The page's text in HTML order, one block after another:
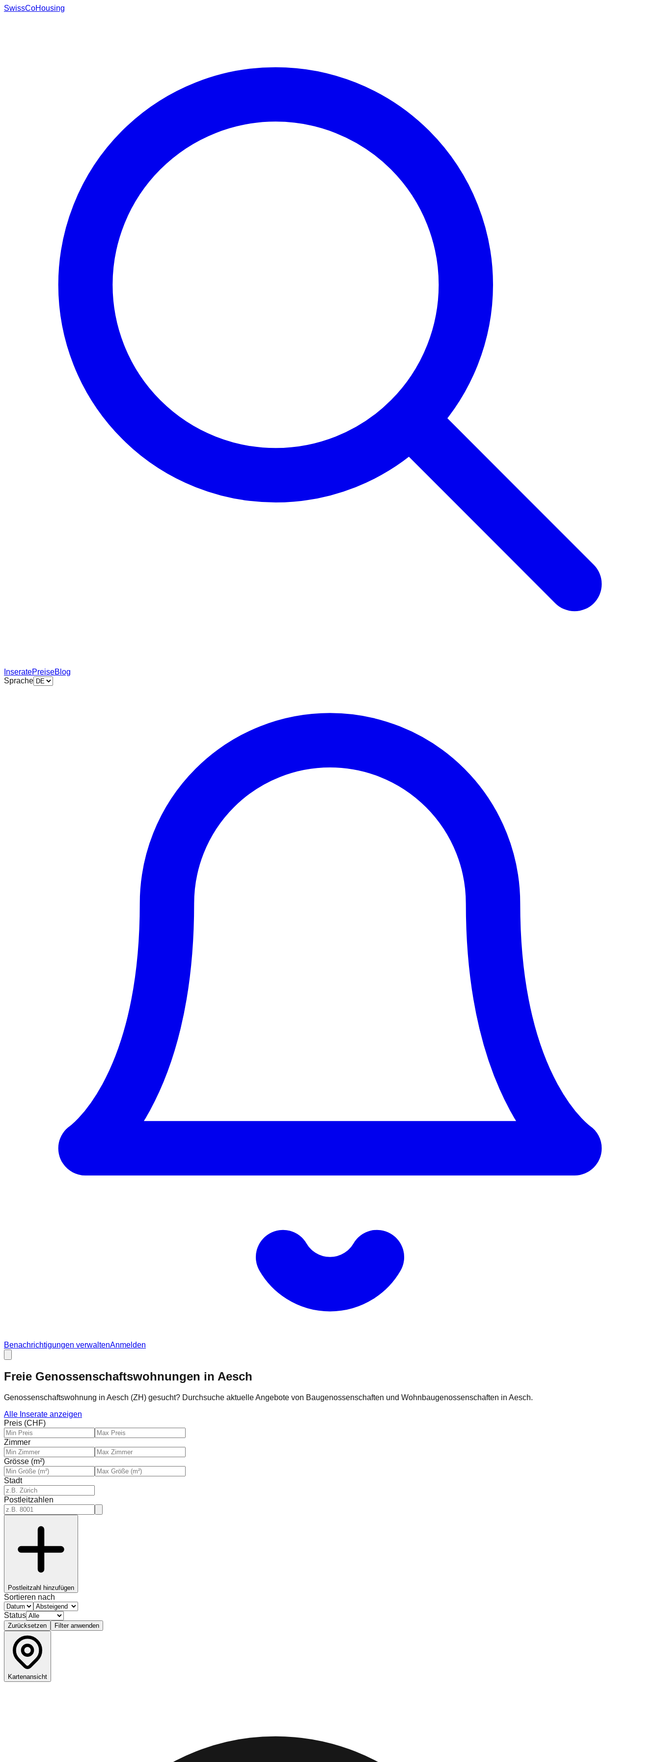
SwissCoHousing
InseratePreiseBlog
Sprache
Benachrichtigungen verwaltenAnmelden
Freie Genossenschaftswohnungen in Aesch
Genossenschaftswohnung in Aesch (ZH) gesucht? Durchsuche aktuelle Angebote von Baugenossenschaften und Wohnbaugenossenschaften in Aesch.
Alle Inserate anzeigen
Preis (CHF)
Zimmer
Grösse (m²)
Stadt
Postleitzahlen
Postleitzahl hinzufügen
Sortieren nach
Status
Zurücksetzen Filter anwenden
Kartenansicht